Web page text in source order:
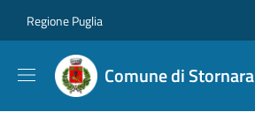
Regione Puglia
Comune di Stornara